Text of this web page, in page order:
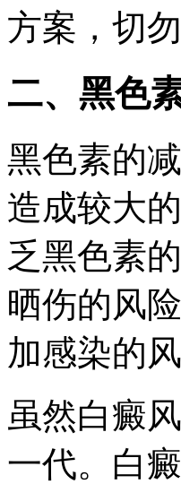
方案，切
二、黑色
黑色素的
造成较大
乏黑色素
晒伤的风
加感染的风
虽然白癜
一代。白